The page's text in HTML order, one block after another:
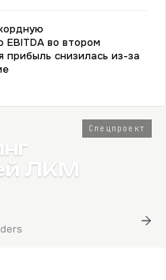
EBITDA во втором
прибыль снизилась из-за
Спецпроект
ЛКМ